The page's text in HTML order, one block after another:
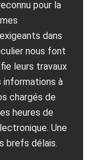
pour la
dans
nous font
leurs travaux
informations à
chargés de
heures de
Une
brefs délais.